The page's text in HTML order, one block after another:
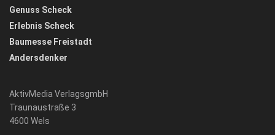
Genuss Scheck
Erlebnis Scheck
Baumesse Freistadt
Andersdenker
AktivMedia VerlagsgmbH
Traunaustraße 3
4600 Wels